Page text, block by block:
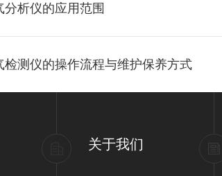
分析仪的应用范围
检测仪的操作流程与维护保养方式
关于我们